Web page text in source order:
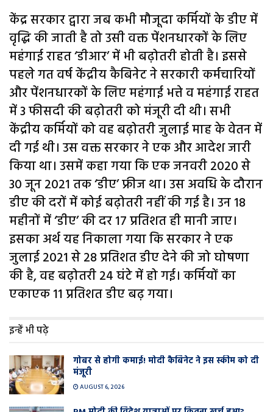
केंद्र सरकार द्वारा जब कभी मौजूदा कर्मियों के डीए में
वृद्धि की जाती है तो उसी वक्त पेंशनधारकों के लिए
महंगाई राहत ‘डीआर’ में भी बढ़ोतरी होती है। इससे
पहले गत वर्ष केंद्रीय कैबिनेट ने सरकारी कर्मचारियों
और पेंशनधारकों के लिए महंगाई भत्ते व महंगाई राहत
में 3 फीसदी की बढ़ोतरी को मंजूरी दी थी। सभी
केंद्रीय कर्मियों को वह बढ़ोतरी जुलाई माह के वेतन में
दी गई थी। उस वक्त सरकार ने एक और आदेश जारी
किया था। उसमें कहा गया कि एक जनवरी 2020 से
30 जून 2021 तक ‘डीए’ फ्रीज था। उस अवधि के दौरान
डीए की दरों में कोई बढ़ोतरी नहीं की गई है। उन 18
महीनों में ‘डीए’ की दर 17 प्रतिशत ही मानी जाए।
इसका अर्थ यह निकाला गया कि सरकार ने एक
जुलाई 2021 से 28 प्रतिशत डीए देने की जो घोषणा
की है, वह बढ़ोतरी 24 घंटे में हो गई। कर्मियों का
एकाएक 11 प्रतिशत डीए बढ़ गया।
इन्हें भी पढ़े
गोबर से होगी कमाई! मोदी कैबिनेट ने इस स्कीम को दी
मंजूरी
AUGUST 6, 2026